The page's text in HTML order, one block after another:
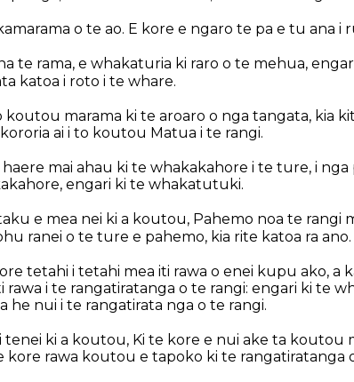
o te ao. E kore e ngaro te pa e tu ana i
te rama, e whakaturia ki raro o te mehua,
katoa i roto i te whare.
koutou marama ki te aroaro o nga tangata, kia
ai i to koutou Matua i te rangi.
mai ahau ki te whakakahore i te ture, i nga
engari ki te whakatutuki.
e mea nei ki a koutou, Pahemo noa te rangi
ranei o te ture e pahemo, kia rite katoa ra ano.
tetahi i tetahi mea iti rawa o enei kupu ako, a
rawa i te rangatiratanga o te rangi: engari ki te
he nui i te rangatirata nga o te rangi.
ki a koutou, Ki te kore e nui ake ta koutou
kore rawa koutou e tapoko ki te rangatiratanga